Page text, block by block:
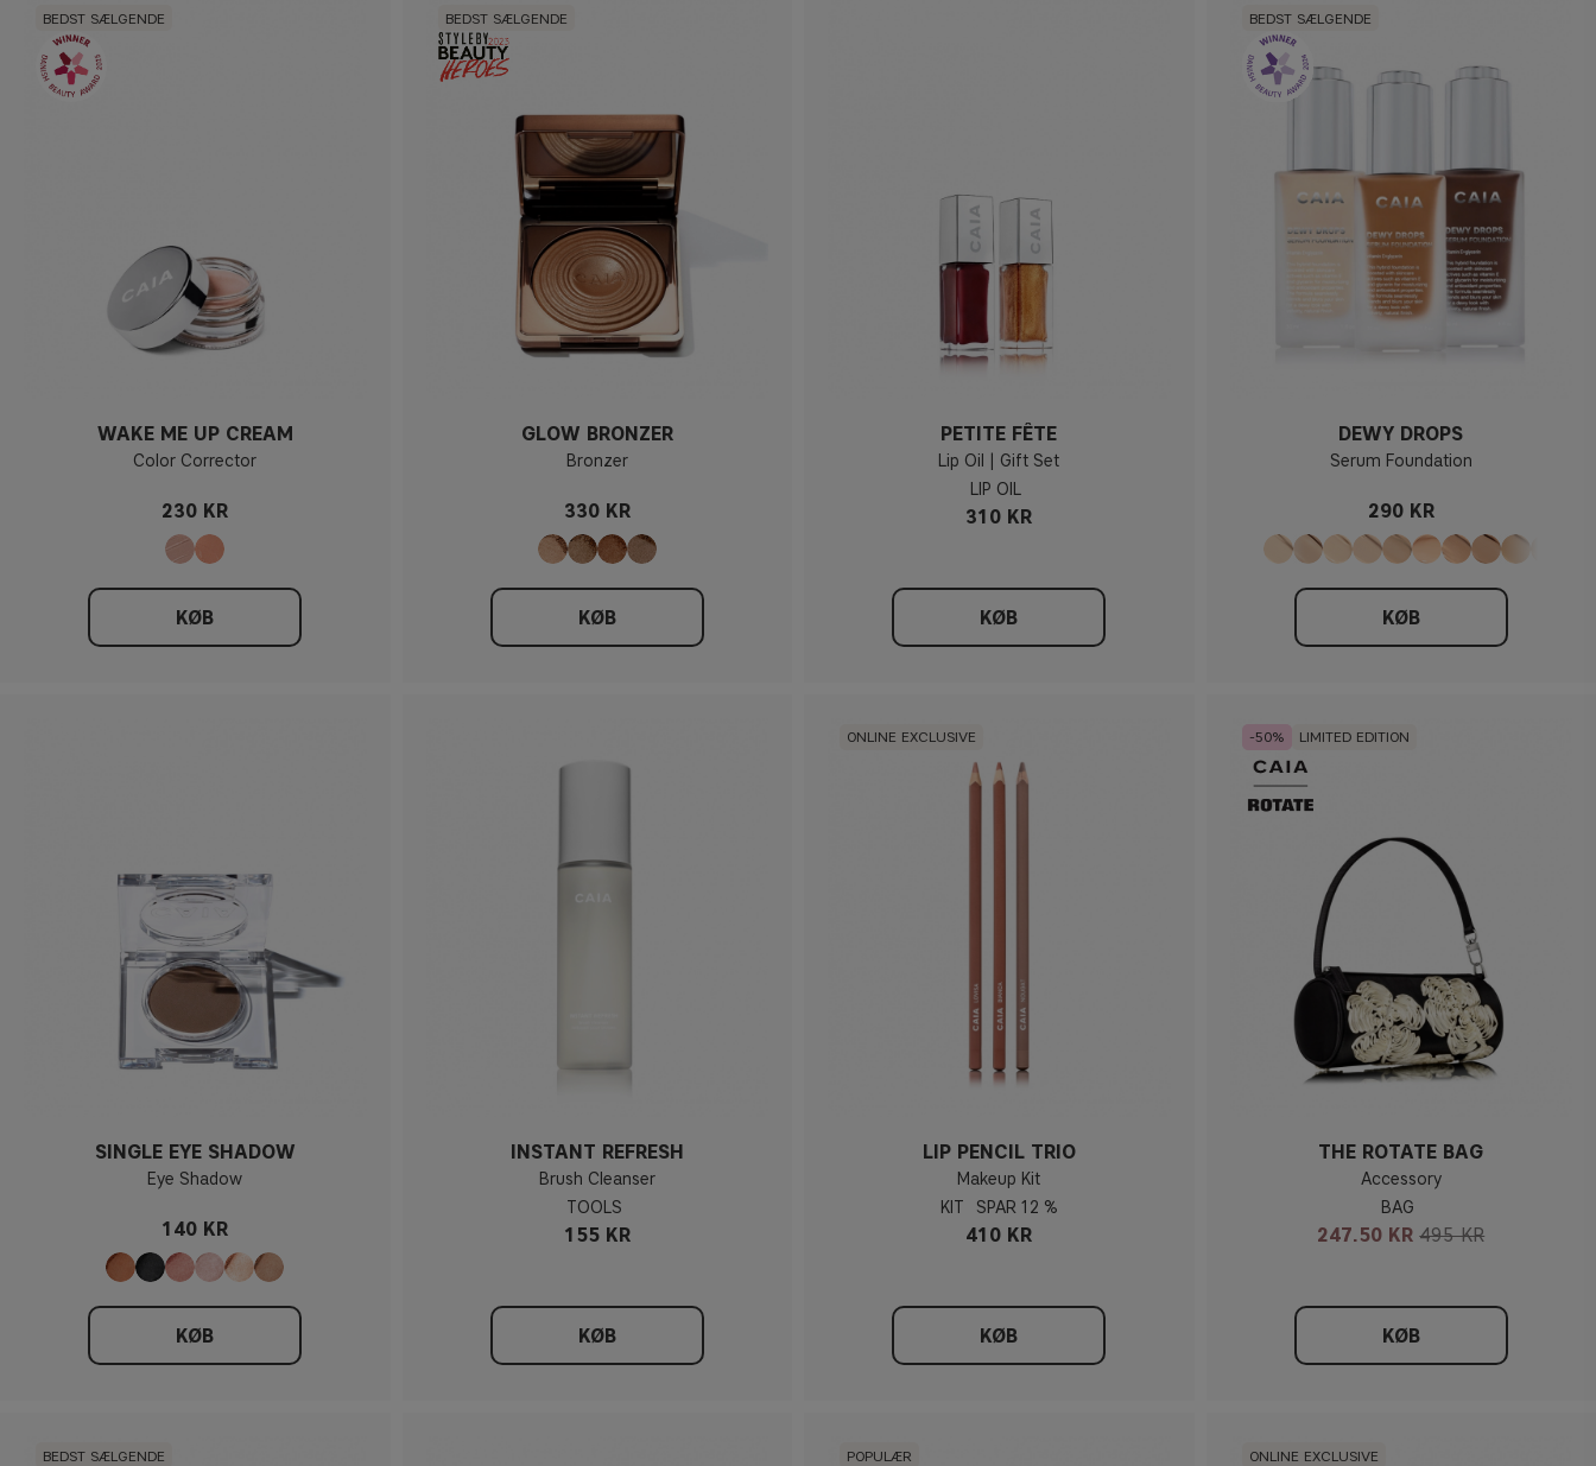
BEDST SÆLGENDE
WAKE ME UP CREAM
Color Corrector
230 KR
KØB
BEDST SÆLGENDE
GLOW BRONZER
Bronzer
330 KR
KØB
PETITE FÊTE
Lip Oil | Gift Set
LIP OIL
310 KR
KØB
BEDST SÆLGENDE
DEWY DROPS
Serum Foundation
290 KR
KØB
SINGLE EYE SHADOW
Eye Shadow
140 KR
KØB
INSTANT REFRESH
Brush Cleanser
TOOLS
155 KR
KØB
ONLINE EXCLUSIVE
LIP PENCIL TRIO
Makeup Kit
KIT
12 %
410 KR
KØB
50 LIMITED EDITION
THE ROTATE BAG
Accessory
BAG
247.50 KR 495 KR
KØB
BEDST SÆLGENDE POPULÆR ONLINE EXCLUSIVE